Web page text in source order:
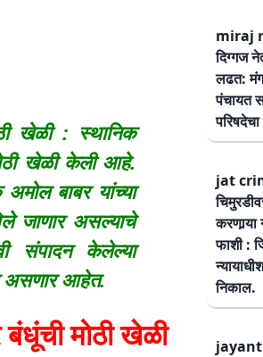
खेळी : स्थानिक
खेळी केली आहे.
बाबर यांच्या
जाणार असल्याचे
संपादन केलेल्या
असणार आहेत.
मोठी खेळी
miraj
दिग्गज
लढत:
पंचायत
परिषदेचा
jat
फाशी :
निकाल.